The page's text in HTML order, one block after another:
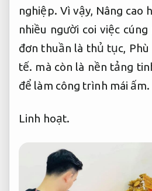
nghiệp. Vì vậy, Nâng cao
nhiều người coi việc
đơn thuần là thủ tục,
tế. mà còn là nền tảng
để làm công trình mái ấm.
Linh hoạt.